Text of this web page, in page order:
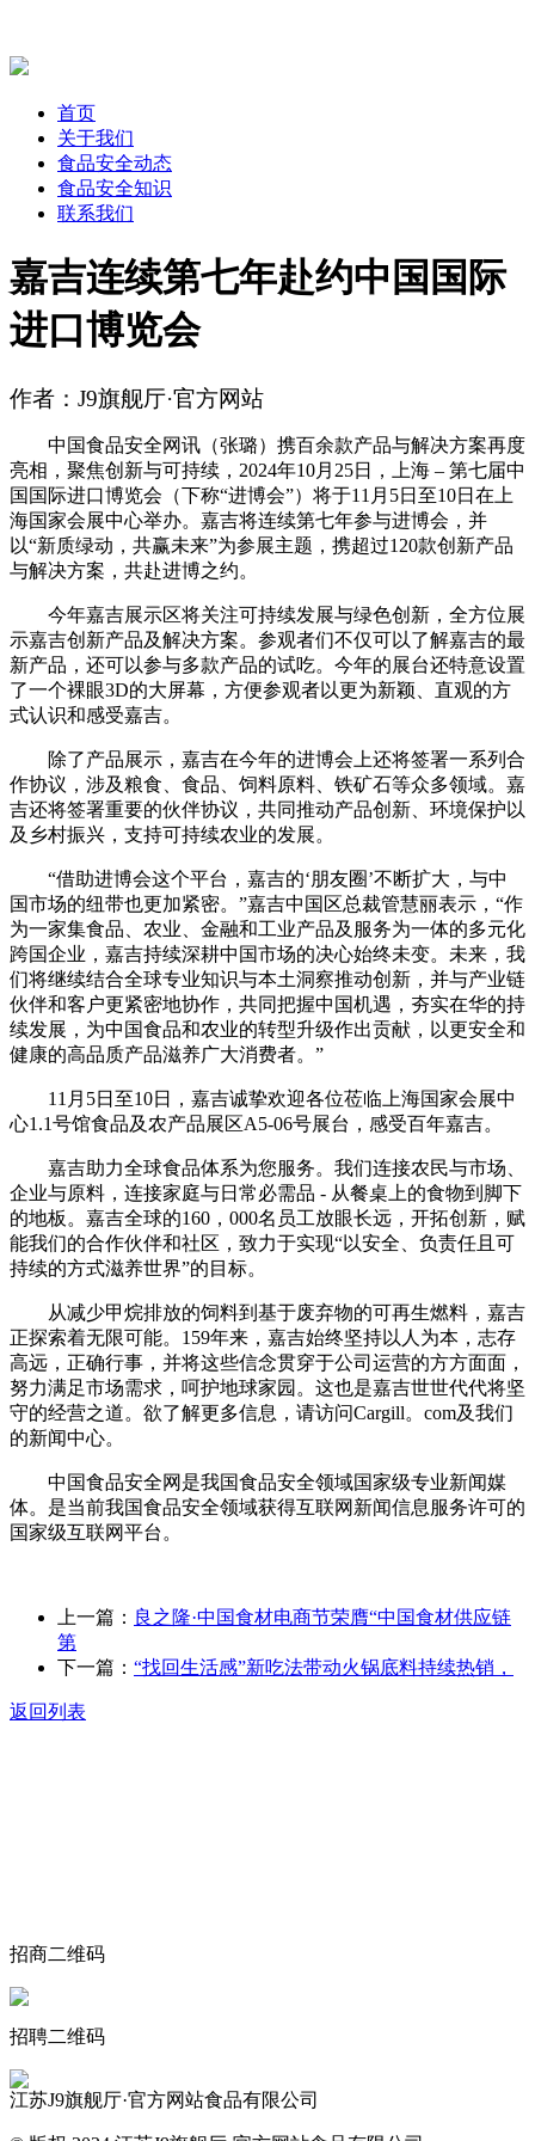
首页
关于我们
食品安全动态
食品安全知识
联系我们
嘉吉连续第七年赴约中国国际
进口博览会
作者：J9旗舰厅·官方网站
中国食品安全网讯（张璐）携百余款产品与解决方案再度
亮相，聚焦创新与可持续，2024年10月25日，上海 – 第七届中
国国际进口博览会（下称“进博会”）将于11月5日至10日在上
海国家会展中心举办。嘉吉将连续第七年参与进博会，并
以“新质绿动，共赢未来”为参展主题，携超过120款创新产品
与解决方案，共赴进博之约。
今年嘉吉展示区将关注可持续发展与绿色创新，全方位展
示嘉吉创新产品及解决方案。参观者们不仅可以了解嘉吉的最
新产品，还可以参与多款产品的试吃。今年的展台还特意设置
了一个裸眼3D的大屏幕，方便参观者以更为新颖、直观的方
式认识和感受嘉吉。
除了产品展示，嘉吉在今年的进博会上还将签署一系列合
作协议，涉及粮食、食品、饲料原料、铁矿石等众多领域。嘉
吉还将签署重要的伙伴协议，共同推动产品创新、环境保护以
及乡村振兴，支持可持续农业的发展。
“借助进博会这个平台，嘉吉的‘朋友圈’不断扩大，与中
国市场的纽带也更加紧密。”嘉吉中国区总裁管慧丽表示，“作
为一家集食品、农业、金融和工业产品及服务为一体的多元化
跨国企业，嘉吉持续深耕中国市场的决心始终未变。未来，我
们将继续结合全球专业知识与本土洞察推动创新，并与产业链
伙伴和客户更紧密地协作，共同把握中国机遇，夯实在华的持
续发展，为中国食品和农业的转型升级作出贡献，以更安全和
健康的高品质产品滋养广大消费者。”
11月5日至10日，嘉吉诚挚欢迎各位莅临上海国家会展中
心1.1号馆食品及农产品展区A5-06号展台，感受百年嘉吉。
嘉吉助力全球食品体系为您服务。我们连接农民与市场、
企业与原料，连接家庭与日常必需品 - 从餐桌上的食物到脚下
的地板。嘉吉全球的160，000名员工放眼长远，开拓创新，赋
能我们的合作伙伴和社区，致力于实现“以安全、负责任且可
持续的方式滋养世界”的目标。
从减少甲烷排放的饲料到基于废弃物的可再生燃料，嘉吉
正探索着无限可能。159年来，嘉吉始终坚持以人为本，志存
高远，正确行事，并将这些信念贯穿于公司运营的方方面面，
努力满足市场需求，呵护地球家园。这也是嘉吉世世代代将坚
守的经营之道。欲了解更多信息，请访问Cargill。com及我们
的新闻中心。
中国食品安全网是我国食品安全领域国家级专业新闻媒
体。是当前我国食品安全领域获得互联网新闻信息服务许可的
国家级互联网平台。
上一篇： 良之隆·中国食材电商节荣膺“中国食材供应链
第
下一篇： “找回生活感”新吃法带动火锅底料持续热销，
返回列表
招商二维码
招聘二维码
江苏J9旗舰厅·官方网站食品有限公司